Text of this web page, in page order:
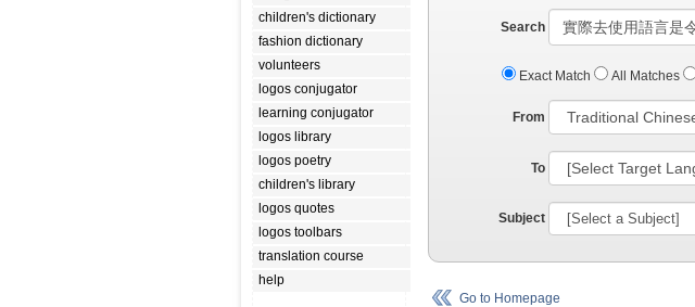
children's dictionary
fashion dictionary
volunteers
logos conjugator
learning conjugator
logos library
logos poetry
children's library
logos quotes
logos toolbars
translation course
help
Search
Exact Match All Matches
From
To
Subject
Go to Homepage